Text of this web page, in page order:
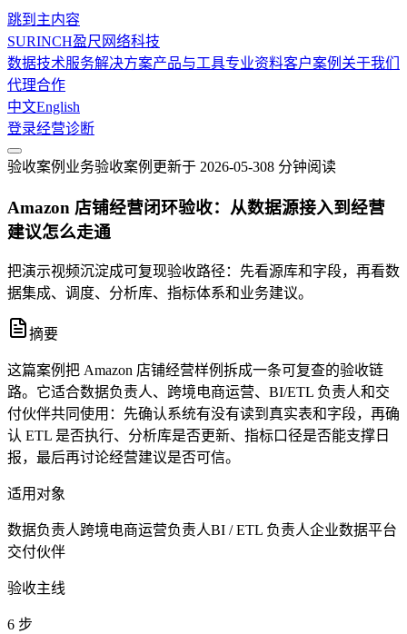
跳到主内容
SURINCH盈尺网络科技
数据技术服务解决方案产品与工具专业资料客户案例 关于我们
代理合作
中文English
登录经营诊断
验收案例 业务验收案例 更新于 2026-05-308 分钟阅读
Amazon 店铺经营闭环验收：从数据源接入到经营
建议怎么走通
把演示视频沉淀成可复现验收路径：先看源库和字段，再看数
据集成、调度、分析库、指标体系和业务建议。
摘要
这篇案例把 Amazon 店铺经营样例拆成一条可复查的验收链
路。它适合数据负责人、跨境电商运营、BI/ETL 负责人和交
付伙伴共同使用：先确认系统有没有读到真实表和字段，再确
认 ETL 是否执行、分析库是否更新、指标口径是否能支撑日
报，最后再讨论经营建议是否可信。
适用对象
数据负责人跨境电商运营负责人BI / ETL 负责人企业数据平台
交付伙伴
验收主线
6 步